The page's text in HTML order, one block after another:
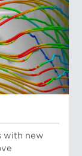
with new